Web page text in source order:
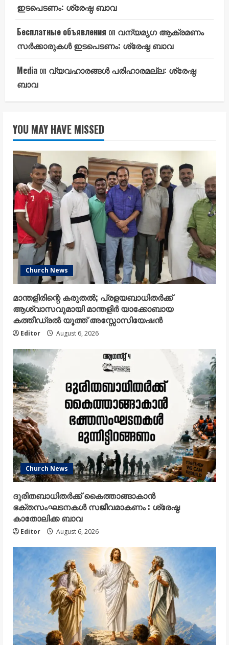
ഇടപെടണം: ശ്രേഷ്ഠ ബാവ
Бесплатные объявления on വന്യമൃഗ ആക്രമണം
സർക്കാരുകൾ ഇടപെടണം: ശ്രേഷ്ഠ ബാവ
Media on വ്യവഹാരങ്ങൾ പരിഹാരമല്ല: ശ്രേഷ്ഠ
ബാവ
YOU MAY HAVE MISSED
Church News
മാന്തളിരിന്റെ കരുതൽ; പ്രളയബാധിതർക്ക്
ആശ്വാസവുമായി മാന്തളിർ യാക്കോബായ
കത്തീഡ്രൽ യൂത്ത് അസ്സോസിയേഷൻ
Editor August 6, 2026
Church News
ദുരിതബാധിതർക്ക് കൈത്താങ്ങാകാൻ
ഭക്തസംഘടനകൾ സജീവമാകണം : ശ്രേഷ്ഠ
കാതോലിക്ക ബാവ
Editor August 6, 2026